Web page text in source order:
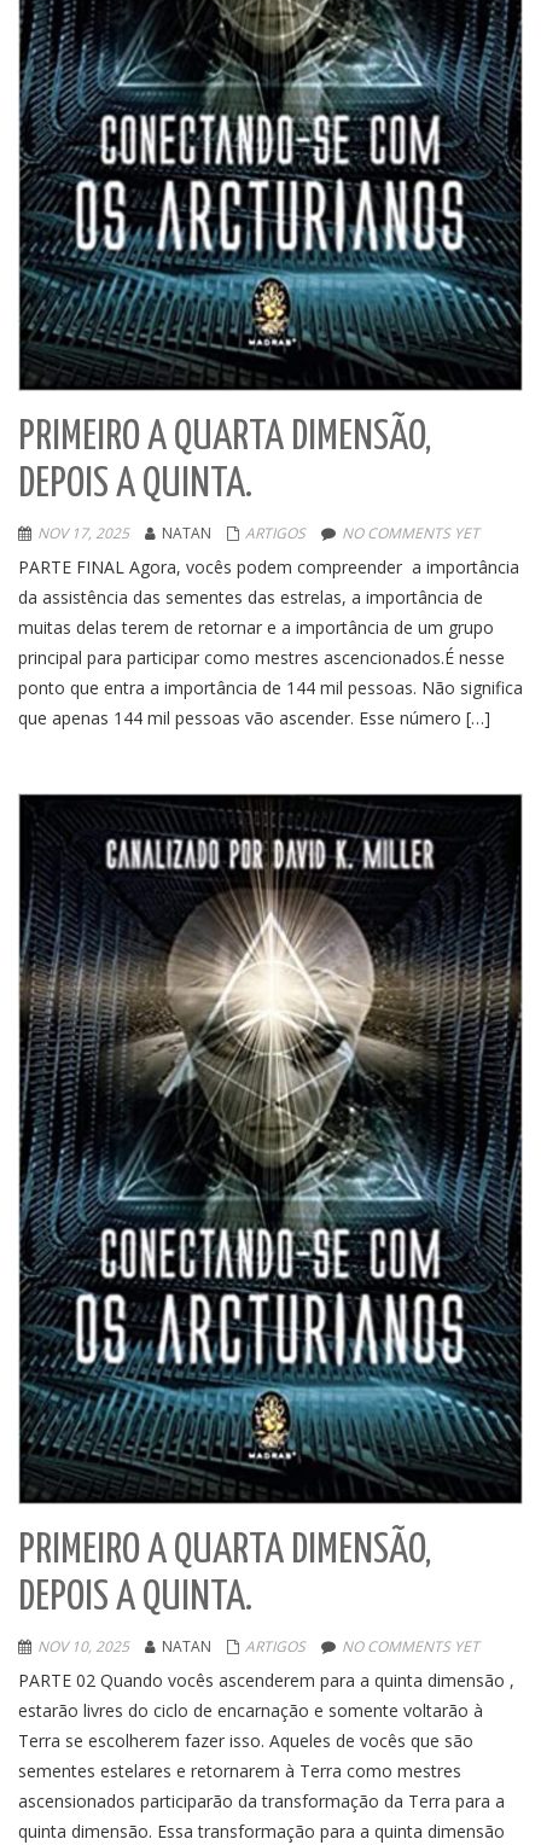
PRIMEIRO A QUARTA DIMENSÃO,
DEPOIS A QUINTA.
NOV 17, 2025 NATAN ARTIGOS NO COMMENTS YET
PARTE FINAL Agora, vocês podem compreender a importância
da assistência das sementes das estrelas, a importância de
muitas delas terem de retornar e a importância de um grupo
principal para participar como mestres ascencionados.É nesse
ponto que entra a importância de 144 mil pessoas. Não significa
que apenas 144 mil pessoas vão ascender. Esse número […]
PRIMEIRO A QUARTA DIMENSÃO,
DEPOIS A QUINTA.
NOV 10, 2025 NATAN ARTIGOS NO COMMENTS YET
PARTE 02 Quando vocês ascenderem para a quinta dimensão ,
estarão livres do ciclo de encarnação e somente voltarão à
Terra se escolherem fazer isso. Aqueles de vocês que são
sementes estelares e retornarem à Terra como mestres
ascensionados participarão da transformação da Terra para a
quinta dimensão. Essa transformação para a quinta dimensão